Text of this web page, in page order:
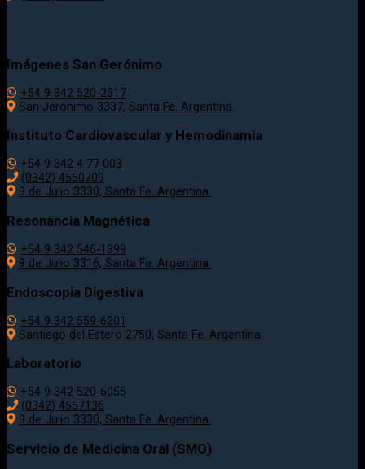
Imágenes San Gerónimo
+54 9 342 520-2517
San Jerónimo 3337, Santa Fe. Argentina.
Instituto Cardiovascular y Hemodinamia
+54 9 342 4 77 003
(0342) 4550709
9 de Julio 3330, Santa Fe. Argentina.
Resonancia Magnética
+54 9 342 546-1399
9 de Julio 3316, Santa Fe. Argentina.
Endoscopia Digestiva
+54 9 342 559-6201
Santiago del Estero 2750, Santa Fe. Argentina.
Laboratorio
+54 9 342 520-6055
(0342) 4557136
9 de Julio 3330, Santa Fe. Argentina.
Servicio de Medicina Oral (SMO)